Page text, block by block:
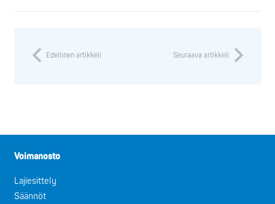
Edellinen artikkeli Seuraava artikkeli
Voimanosto
Lajiesittely
Säännöt